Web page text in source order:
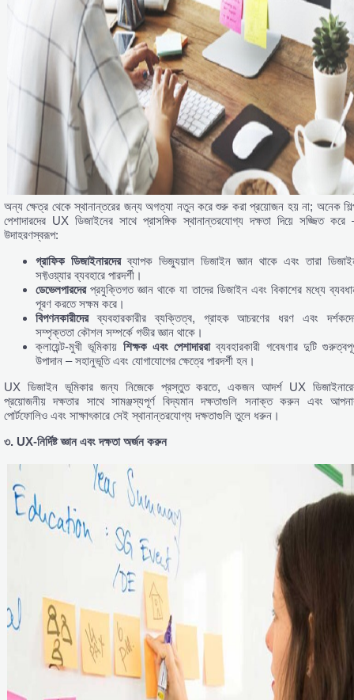
অন্য ক্ষেত্র থেকে স্থানান্তরের জন্য অগত্যা নতুন করে শুরু করা প্রয়োজন হয় না; অনেক
পেশাদারদের UX ডিজাইনের সাথে প্রাসঙ্গিক স্থানান্তরযোগ্য দক্ষতা দিয়ে সজ্জিত করে
উদাহরণস্বরূপ:
গ্রাফিক ডিজাইনারদেরব্যাপক ভিজ্যুয়াল ডিজাইন জ্ঞান থাকে এবং তারা
সফ্টওয়্যার ব্যবহারে পারদর্শী।
ডেভেলপারদেরপ্রযুক্তিগত জ্ঞান থাকে যা তাদের ডিজাইন এবং বিকাশের মধ্যে
পূরণ করতে সক্ষম করে।
বিপণনকারীদেরব্যবহারকারীর ব্যক্তিত্ব, গ্রাহক আচরণের ধরণ এবং
সম্পৃক্ততা কৌশল সম্পর্কে গভীর জ্ঞান থাকে।
ক্লায়েন্ট-মুখী ভূমিকায় শিক্ষক এবং পেশাদাররাব্যবহারকারী গবেষণার দুটি
উপাদান – সহানুভূতি এবং যোগাযোগের ক্ষেত্রে পারদর্শী হন।
UX ডিজাইন ভূমিকার জন্য নিজেকে প্রস্তুত করতে, একজন আদর্শ UX
প্রয়োজনীয় দক্ষতার সাথে সামঞ্জস্যপূর্ণ বিদ্যমান দক্ষতাগুলি সনাক্ত করুন এবং
পোর্টফোলিও এবং সাক্ষাৎকারে সেই স্থানান্তরযোগ্য দক্ষতাগুলি তুলে ধরুন।
৩. UX-নির্দিষ্টজ্ঞানএবংদক্ষতাঅর্জনকরুন